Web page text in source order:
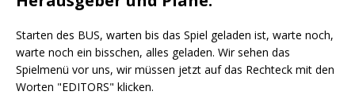
Starten des BUS, warten bis das Spiel geladen ist, warte noch,
warte noch ein bisschen, alles geladen. Wir sehen das
Spielmenü vor uns, wir müssen jetzt auf das Rechteck mit den
Worten "EDITORS" klicken.